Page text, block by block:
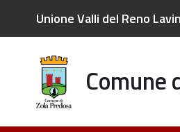
Unione Valli del Reno
Comune